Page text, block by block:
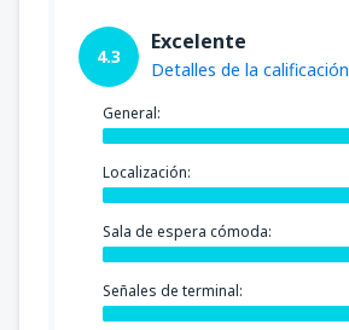
4.3
Excelente
Detalles de la calificación
General:
Localización:
Sala de espera cómoda:
Señales de terminal: